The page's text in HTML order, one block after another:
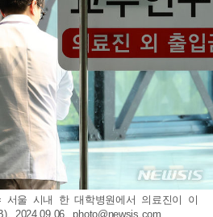
서울 시내 한 대학병원에서 의료진이 이
2024.09.06.photo@newsis.com